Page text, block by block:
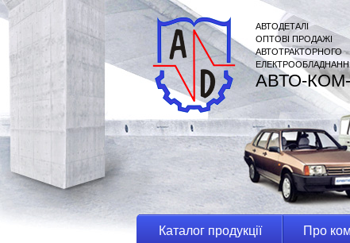
АВТОДЕТАЛІ
ОПТОВІ ПРОДАЖІ
АВТОТРАКТОРНОГО
АВТО-
Каталог продукції Про